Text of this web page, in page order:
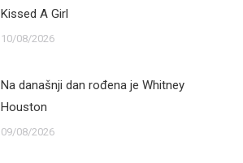
Kissed A Girl
10/08/2026
Na današnji dan rođena je Whitney
Houston
09/08/2026